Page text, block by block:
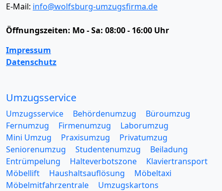
E-Mail: info@wolfsburg-umzugsfirma.de
Öffnungszeiten: Mo - Sa: 08:00 - 16:00 Uhr
Impressum
Datenschutz
Umzugsservice
Umzugsservice Behördenumzug
Büroumzug
Fernumzug
Firmenumzug
Laborumzug
Mini Umzug
Praxisumzug
Privatumzug
Seniorenumzug
Studentenumzug
Beiladung
Entrümpelung
Halteverbotszone
Klaviertransport
Möbellift
Haushaltsauflösung
Möbeltaxi
Möbelmitfahrzentrale
Umzugskartons